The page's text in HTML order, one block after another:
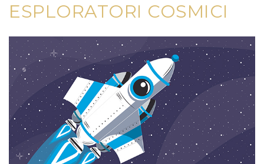
ESPLORATORI COSMICI